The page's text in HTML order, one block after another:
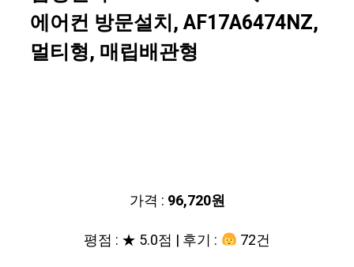
에어컨 방문설치, AF17A6474NZ,
멀티형, 매립배관형
가격 : 96,720원
평점 : ★ 5.0점 | 후기 :
72건